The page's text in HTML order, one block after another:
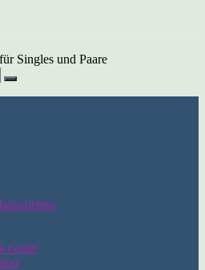
Singles und Paare
Gurte